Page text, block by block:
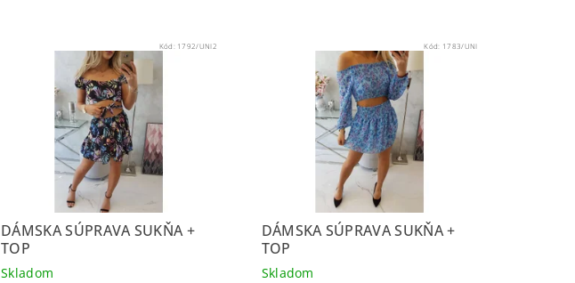
Kód: 1792/UNI2
DÁMSKA SÚPRAVA SUKŇA +
TOP
Skladom
Kód: 1783/UNI
DÁMSKA SÚPRAVA SUKŇA +
TOP
Skladom